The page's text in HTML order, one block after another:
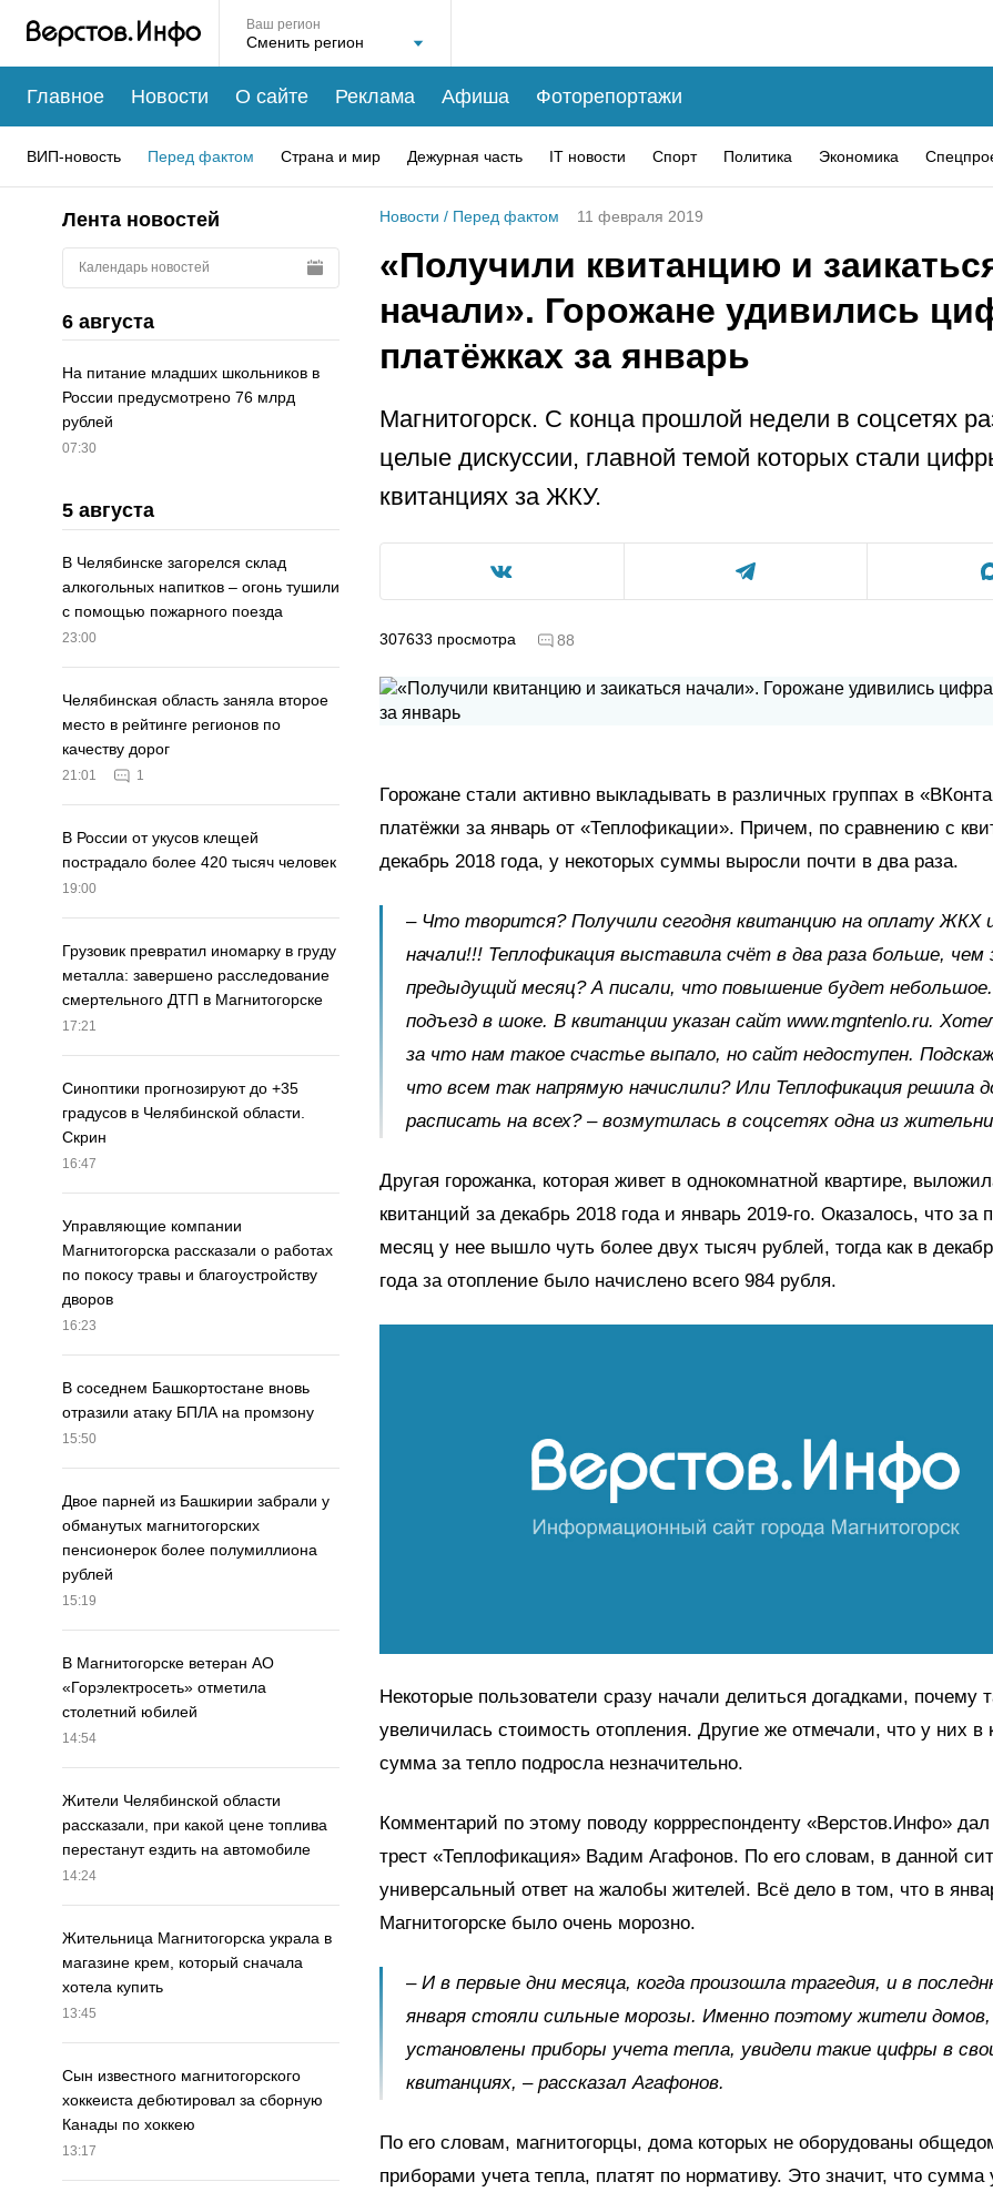
Ваш регион
Главное Новости О сайте Реклама Афиша Фоторепортажи
ВИП-новость Перед фактом Страна и мир Дежурная часть IT новости Спорт Политика Экономика
Лента новостей
Календарь новостей
6 августа
На питание младших школьников в
России предусмотрено 76 млрд
рублей
07:30
5 августа
В Челябинске загорелся склад
алкогольных напитков – огонь тушили
с помощью пожарного поезда
23:00
Челябинская область заняла второе
место в рейтинге регионов по
качеству дорог
21:01 1
В России от укусов клещей
пострадало более 420 тысяч человек
19:00
Грузовик превратил иномарку в груду
металла: завершено расследование
смертельного ДТП в Магнитогорске
17:21
Синоптики прогнозируют до +35
градусов в Челябинской области.
Скрин
16:47
Управляющие компании
Магнитогорска рассказали о работах
по покосу травы и благоустройству
дворов
16:23
В соседнем Башкортостане вновь
отразили атаку БПЛА на промзону
15:50
Двое парней из Башкирии забрали у
обманутых магнитогорских
пенсионерок более полумиллиона
рублей
15:19
В Магнитогорске ветеран АО
«Горэлектросеть» отметила
столетний юбилей
14:54
Жители Челябинской области
рассказали, при какой цене топлива
перестанут ездить на автомобиле
14:24
Жительница Магнитогорска украла в
магазине крем, который сначала
хотела купить
13:45
Сын известного магнитогорского
хоккеиста дебютировал за сборную
Канады по хоккею
13:17
Новости / Перед фактом 11 февраля 2019
«Получили квитанцию и
начали». Горожане удивились
платёжках за январь
Магнитогорск. С конца прошлой недели в соцсетях
целые дискуссии, главной темой которых стали
квитанциях за ЖКУ.
307633 просмотра 88
Горожане стали активно выкладывать в различных группах в
платёжки за январь от «Теплофикации». Причем, по сравнению с
декабрь 2018 года, у некоторых суммы выросли почти в два раза.
– Что творится? Получили сегодня квитанцию на оплату ЖКХ
начали!!! Теплофикация выставила счёт в два раза больше, чем
предыдущий месяц? А писали, что повышение будет
подъезд в шоке. В квитанции указан сайт www.mgntenlo.ru.
за что нам такое счастье выпало, но сайт недоступен.
что всем так напрямую начислили? Или Теплофикация решила
расписать на всех? – возмутилась в соцсетях одна из
Другая горожанка, которая живет в однокомнатной квартире,
квитанций за декабрь 2018 года и январь 2019-го. Оказалось, что за
месяц у нее вышло чуть более двух тысяч рублей, тогда как в
года за отопление было начислено всего 984 рубля.
Некоторые пользователи сразу начали делиться догадками, почему
увеличилась стоимость отопления. Другие же отмечали, что у них в
сумма за тепло подросла незначительно.
Комментарий по этому поводу коррреспонденту «Верстов.Инфо»
трест «Теплофикация» Вадим Агафонов. По его словам, в данной
универсальный ответ на жалобы жителей. Всё дело в том, что в
Магнитогорске было очень морозно.
– И в первые дни месяца, когда произошла трагедия, и в
января стояли сильные морозы. Именно поэтому жители
установлены приборы учета тепла, увидели такие цифры в
квитанциях, – рассказал Агафонов.
По его словам, магнитогорцы, дома которых не оборудованы
приборами учета тепла, платят по нормативу. Это значит, что сумма